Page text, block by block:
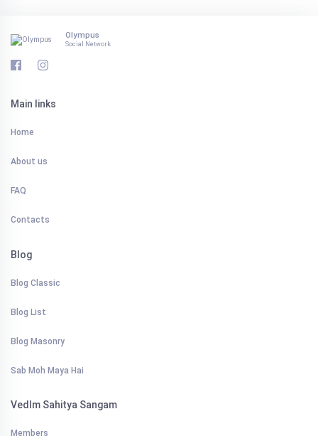
Olympus
Social Network
Main links
Home
About us
FAQ
Contacts
Blog
Blog Classic
Blog List
Blog Masonry
Sab Moh Maya Hai
VedIm Sahitya Sangam
Members